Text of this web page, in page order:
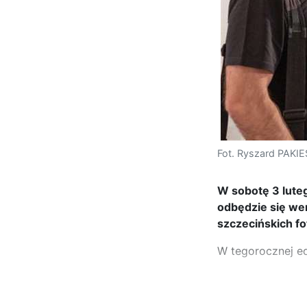
Fot. Ryszard
W sobotę 3
odbędzie się
szczecińskich
W tegorocznej